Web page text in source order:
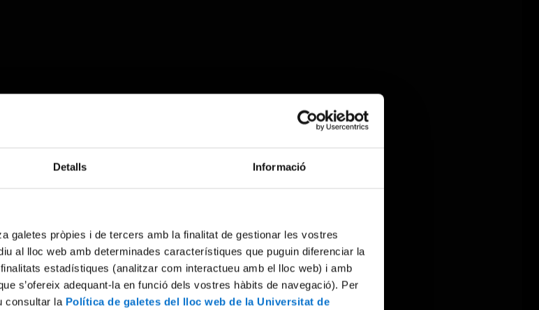
Detalls Informació
galetes pròpies i de tercers amb la finalitat de gestionar les vostres
al lloc web amb determinades característiques que puguin diferenciar la
estadístiques (analitzar com interactueu amb el lloc web) i amb
s’ofereix adequant-la en funció dels vostres hàbits de navegació). Per
consultar la Política de galetes del lloc web de la Universitat de
occurred, please try again later.
Try again